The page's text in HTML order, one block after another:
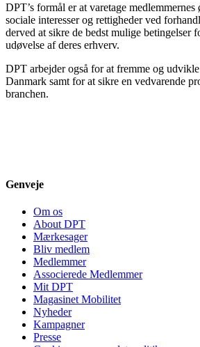
DPT’s formål er at varetage
sociale interesser og rettigheder ved
derved at sikre de bedst mulige betingelser
udøvelse af deres erhverv.
DPT arbejder også for at fremme og
Danmark samt for at sikre en vedvarende
branchen.
Genveje
Om os
About DPT
Mærkesager
Bliv medlem
Medlemmer
Associerede Medlemmer
Mit DPT
Magasinet Mobilitet
Nyheder
Kampagner
Presse